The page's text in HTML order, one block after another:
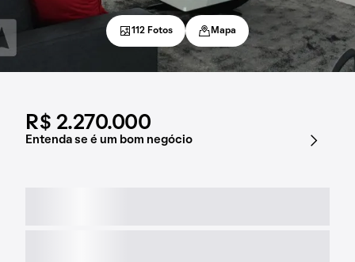
R$ 2.270.000
Entenda se é um bom negócio
112 Fotos Mapa